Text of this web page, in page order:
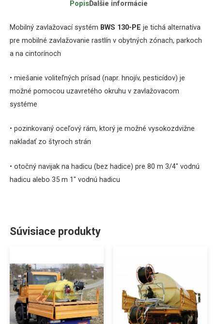
PopisĎalšie informácie
Mobilný zavlažovací systém BWS 130-PE je tichá alternatíva
pre mobilné zavlažovanie rastlín v obytných zónach, parkoch
a na cintorínoch
• miešanie voliteľných prísad (napr. hnojív, pesticídov) je
možné pomocou uzavretého okruhu v zavlažovacom
systéme
• pozinkovaný oceľový rám, ktorý je možné vysokozdvižne
nakladať zo štyroch strán
• otočný navijak na hadicu (bez hadice) pre 80 m 3/4″ vodnú
hadicu alebo 35 m 1″ vodnú hadicu
Súvisiace produkty